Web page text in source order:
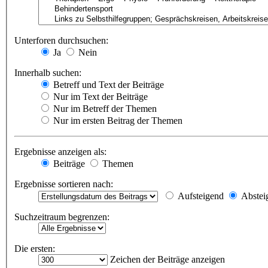
Unterforen durchsuchen:
Ja
Nein
Innerhalb suchen:
Betreff und Text der Beiträge
Nur im Text der Beiträge
Nur im Betreff der Themen
Nur im ersten Beitrag der Themen
Ergebnisse anzeigen als:
Beiträge
Themen
Ergebnisse sortieren nach:
Aufsteigend
Suchzeitraum begrenzen:
Die ersten:
Zeichen der Beiträge anzeigen